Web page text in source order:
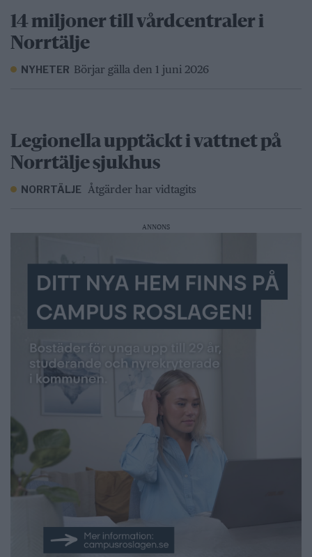
14 miljoner till vårdcentraler i
Norrtälje
NYHETER Börjar gälla den 1 juni 2026
Legionella upptäckt i vattnet på
Norrtälje sjukhus
NORRTÄLJE Åtgärder har vidtagits
ANNONS